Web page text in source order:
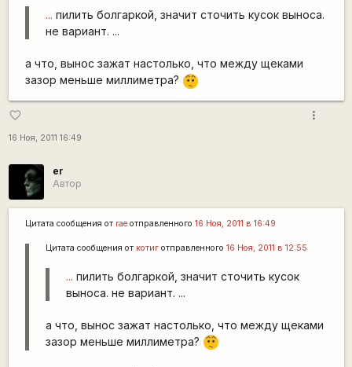
... пилить болгаркой, значит сточить кусок выноса.
не вариант. ...
а что, вынос зажат настолько, что между щеками
зазор меньше миллиметра? :-/
favorite_border
16 Ноя, 2011 16:49
more_vert
er
Автор
Цитата сообщения от raeотправленного 16 Ноя, 2011 в 16:49
Цитата сообщения от котиготправленного 16 Ноя, 2011 в 12:55
... пилить болгаркой, значит сточить кусок
выноса. не вариант. ...
а что, вынос зажат настолько, что между щеками
зазор меньше миллиметра? :-/